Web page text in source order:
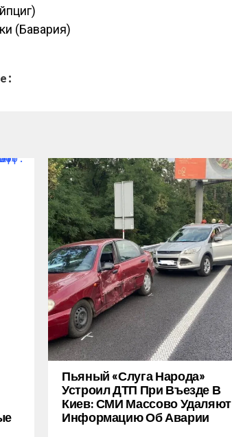
(Бавария)
Пьяный «слуга Народа»
Устроил ДТП При Въезде В
Киев: СМИ Массово Удаляют
Информацию Об Аварии